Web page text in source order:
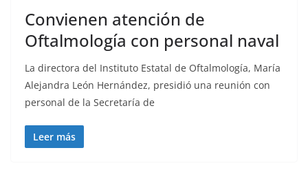
Convienen atención de
Oftalmología con personal naval
La directora del Instituto Estatal de Oftalmología, María
Alejandra León Hernández, presidió una reunión con
personal de la Secretaría de
Leer más